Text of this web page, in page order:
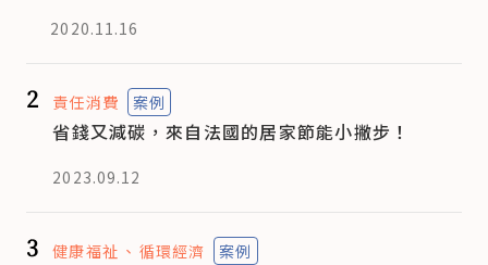
2020.11.16
2 責任消費 案例
省錢又減碳，來自法國的居家節能小撇步！
2023.09.12
3 健康福祉 循環經濟 案例